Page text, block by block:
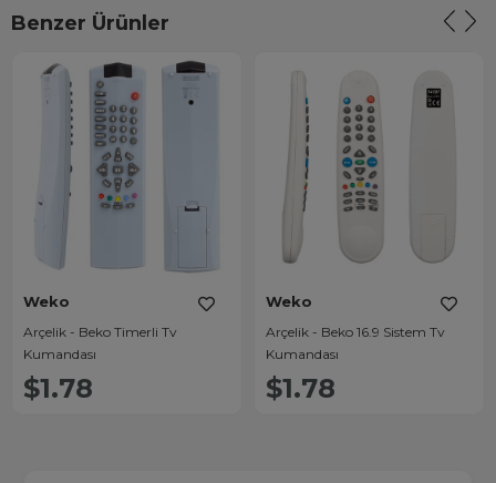
Benzer Ürünler
Weko
Arçelik - Beko Timerli Tv
Kumandası
$1.78
Weko
Arçelik - Beko 16.9 Sistem Tv
Kumandası
$1.78